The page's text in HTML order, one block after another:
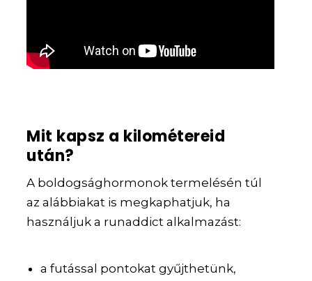
Mit kapsz a kilométereid
után?
A boldogsághormonok termelésén túl
az alábbiakat is megkaphatjuk, ha
használjuk a runaddict alkalmazást:
a futással pontokat gyűjthetünk,